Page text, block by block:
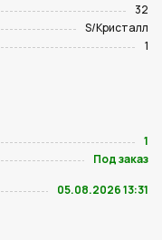
32
S/Кристалл
1
1
Под заказ
05.08.2026 13:31